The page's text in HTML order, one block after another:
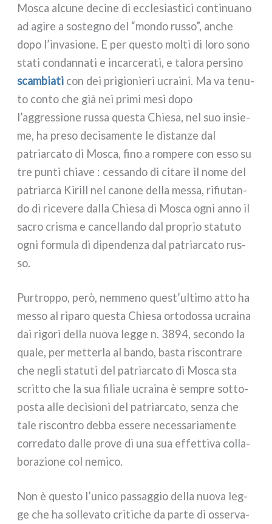
Mosca alcu­ne deci­ne di eccle­sia­sti­ci con­ti­nua­no
ad agi­re a soste­gno del “mon­do rus­so”, anche
dopo l’invasione. E per que­sto mol­ti di loro sono
sta­ti con­dan­na­ti e incar­ce­ra­ti, e talo­ra per­si­no
scam­bia­ti con dei pri­gio­nie­ri ucrai­ni. Ma va tenu­
to con­to che già nei pri­mi mesi dopo
l’aggressione rus­sa que­sta Chiesa, nel suo insie­
me, ha pre­so deci­sa­men­te le distan­ze dal
patriar­ca­to di Mosca, fino a rom­pe­re con esso su
tre pun­ti chia­ve : ces­san­do di cita­re il nome del
patriar­ca Kirill nel cano­ne del­la mes­sa, rifiu­tan­
do di rice­ve­re dal­la Chiesa di Mosca ogni anno il
sacro cri­sma e can­cel­lan­do dal pro­prio sta­tu­to
ogni for­mu­la di dipen­den­za dal patriar­ca­to rus­
so.
Purtroppo, però, nem­me­no quest’ultimo atto ha
mes­so al ripa­ro que­sta Chiesa orto­dos­sa ucrai­na
dai rigo­ri del­la nuo­va leg­ge n. 3894, secon­do la
qua­le, per met­ter­la al ban­do, basta riscon­tra­re
che negli sta­tu­ti del patriar­ca­to di Mosca sta
scrit­to che la sua filia­le ucrai­na è sem­pre sot­to­
po­sta alle deci­sio­ni del patriar­ca­to, sen­za che
tale riscon­tro deb­ba esse­re neces­sa­ria­men­te
cor­re­da­to dal­le pro­ve di una sua effet­ti­va col­la­
bo­ra­zio­ne col nemi­co.
Non è que­sto l’unico pas­sag­gio del­la nuo­va leg­
ge che ha sol­le­va­to cri­ti­che da par­te di osser­va­